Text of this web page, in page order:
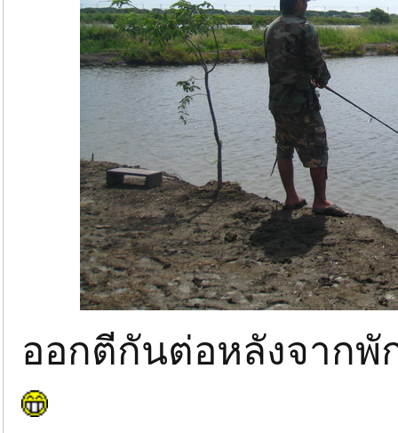
ออกตีกันต่อหลังจากพั